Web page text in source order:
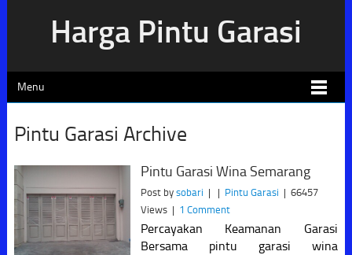
Harga Pintu Garasi
Menu
Pintu Garasi Archive
Pintu Garasi Wina Semarang
Post by sobari | | Pintu Garasi | 66457
Views | 1 Comment
Percayakan Keamanan Garasi
Bersama pintu garasi wina